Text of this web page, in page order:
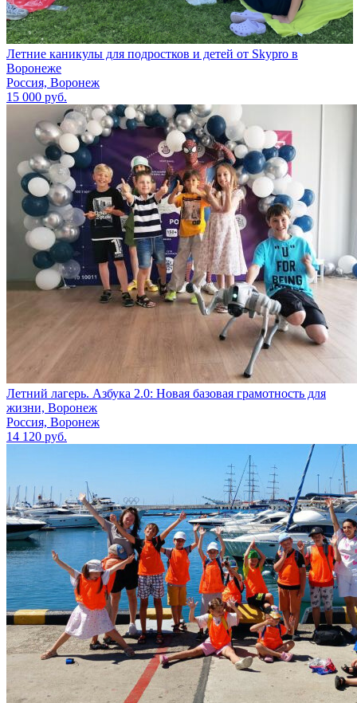
Летние каникулы для подростков и детей от Skypro в
Воронеже
Россия, Воронеж
15 000 руб.
Летний лагерь. Азбука 2.0: Новая базовая грамотность для
жизни, Воронеж
Россия, Воронеж
14 120 руб.